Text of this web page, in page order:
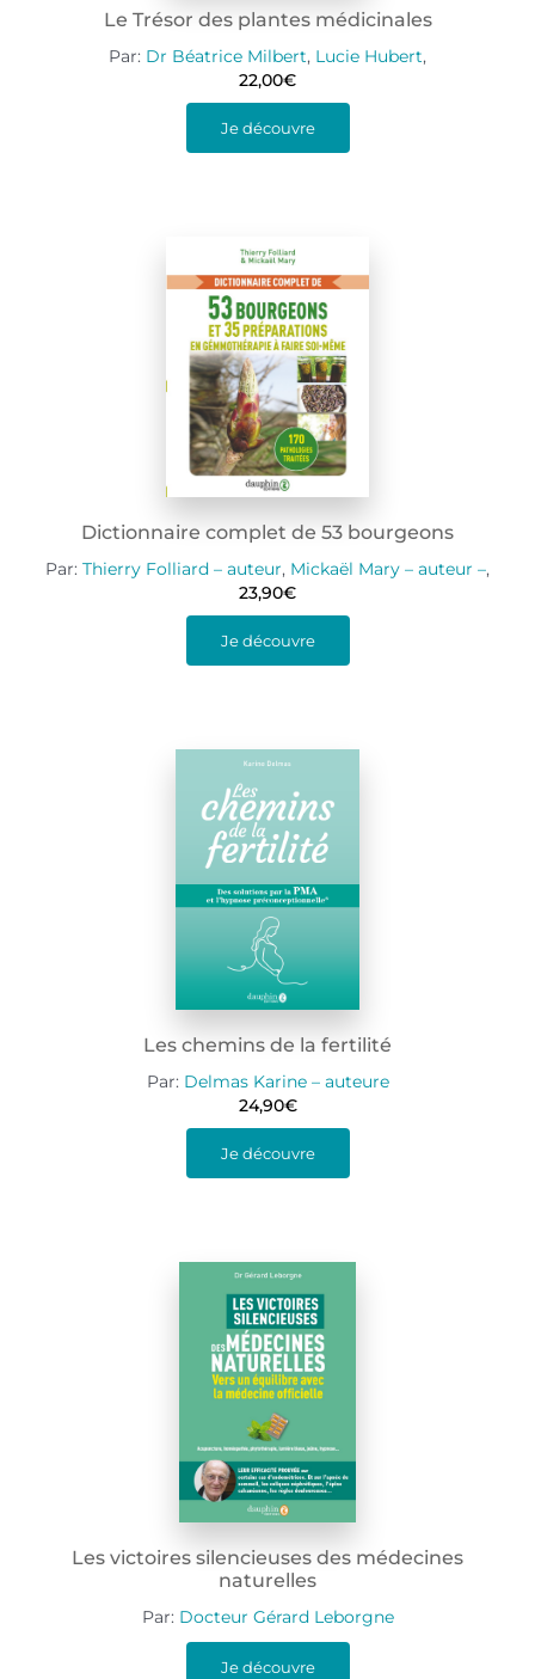
Le Trésor des plantes médicinales
Par: Dr Béatrice Milbert, Lucie Hubert,
22,00€
Je découvre
Dictionnaire complet de 53 bourgeons
Par: Thierry Folliard – auteur, Mickaël Mary – auteur –,
23,90€
Je découvre
Les chemins de la fertilité
Par: Delmas Karine – auteure
24,90€
Je découvre
Les victoires silencieuses des médecines
naturelles
Par: Docteur Gérard Leborgne
Je découvre